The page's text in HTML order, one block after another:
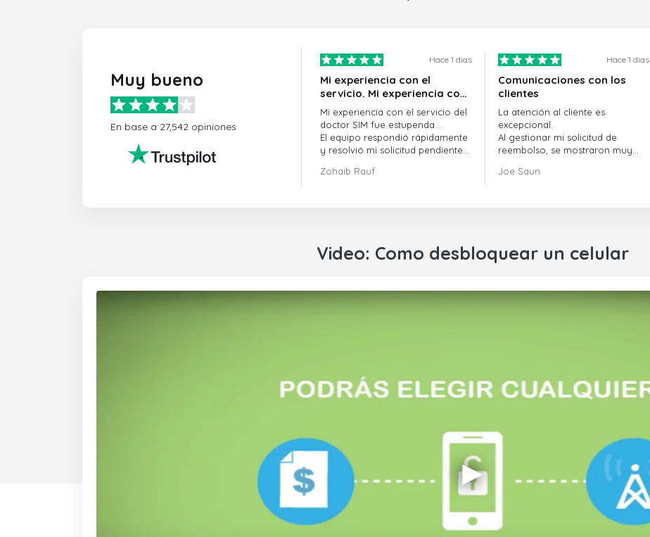
Muy bueno
En base a 27,542 opiniones
Hace 1 dias
Mi experiencia con el
servicio. Mi experiencia con
el servicio de doctorSIM fue
estupenda.
Mi experiencia con el servicio del
doctor SIM fue estupenda...
El equipo respondió rápidamente
y resolvió mi solicitud pendiente
En general, fue una gran decisión
Zohaib Rauf
Hace 1 dias
Comunicaciones con los
clientes
La atención al cliente es
excepcional.
Al gestionar mi solicitud de
reembolso, se mostraron muy
gestión del proceso, y lograron
Joe Saun
Video: Como desbloquear un celular